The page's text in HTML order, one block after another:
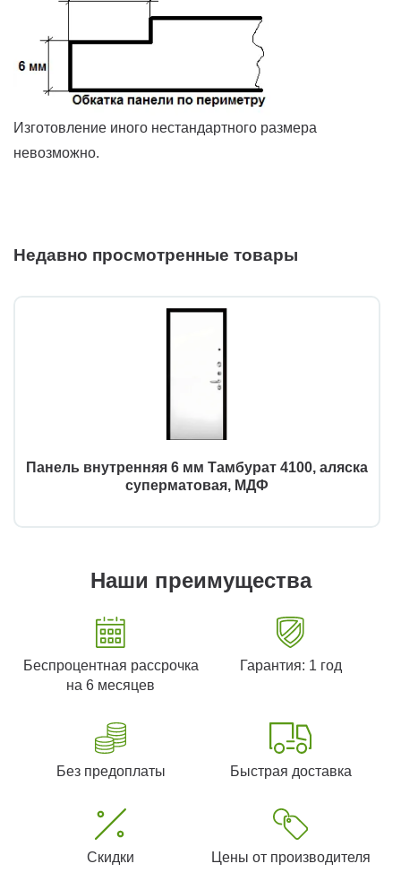
Изготовление иного нестандартного размера
невозможно.
Недавно просмотренные товары
Панель внутренняя 6 мм Тамбурат 4100, аляска
суперматовая, МДФ
Наши преимущества
Беспроцентная рассрочка
на 6 месяцев
Гарантия: 1 год
Без предоплаты Быстрая доставка
Скидки Цены от производителя